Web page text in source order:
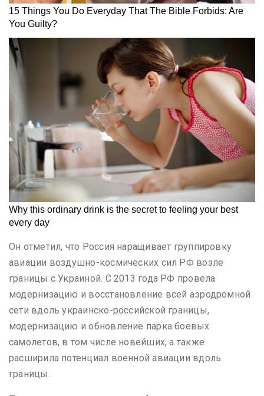
Он отметил, что Россия наращивает группировку
авиации воздушно-космических сил РФ возле
границы с Украиной. С 2013 года РФ провела
модернизацию и восстановление всей аэродромной
сети вдоль украинско-российской границы,
модернизацию и обновление парка боевых
самолетов, в том числе новейших, а также
расширила потенциал военной авиации вдоль
границы.